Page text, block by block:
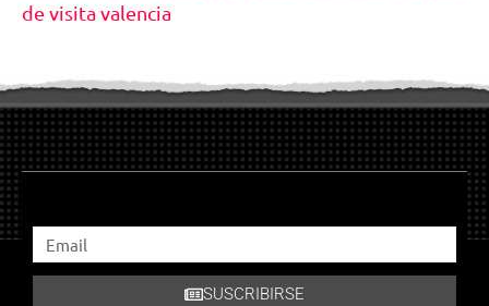
de visita valencia
SUSCRIBIRSE